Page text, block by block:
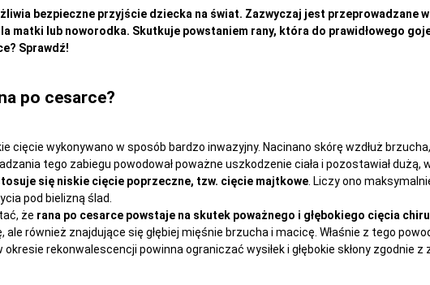
bezpieczne przyjście dziecka na świat. Zazwyczaj jest przeprowadzane
matki lub noworodka. Skutkuje powstaniem rany, która do prawidłowego
Sprawdź!
po cesarce?
cięcie wykonywano w sposób bardzo inwazyjny. Nacinano skórę wzdłuż
tego zabiegu powodował poważne uszkodzenie ciała i pozostawiał dużą,
się niskie cięcie poprzeczne, tzw. cięcie majtkowe . Liczy ono
pod bielizną ślad.
że rana po cesarce powstaje na skutek poważnego i głębokiego cięcia
ale również znajdujące się głębiej mięśnie brzucha i macicę. Właśnie z tego
rekonwalescencji powinna ograniczać wysiłek i głębokie skłony zgodnie z